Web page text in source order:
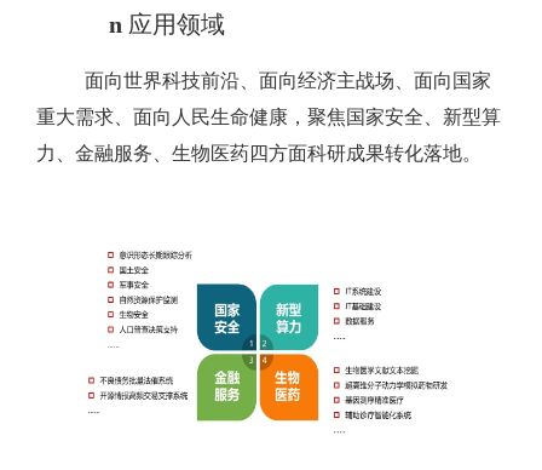
n 应用领域
面向世界科技前沿、面向经济主战场、面向国家
重大需求、面向人民生命健康，聚焦国家安全、新型算
力、金融服务、生物医药四方面科研成果转化落地。